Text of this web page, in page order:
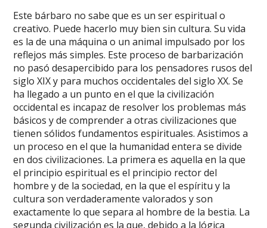
Este bárbaro no sabe que es un ser espiritual o
creativo. Puede hacerlo muy bien sin cultura. Su vida
es la de una máquina o un animal impulsado por los
reflejos más simples. Este proceso de barbarización
no pasó desapercibido para los pensadores rusos del
siglo XIX y para muchos occidentales del siglo XX. Se
ha llegado a un punto en el que la civilización
occidental es incapaz de resolver los problemas más
básicos y de comprender a otras civilizaciones que
tienen sólidos fundamentos espirituales. Asistimos a
un proceso en el que la humanidad entera se divide
en dos civilizaciones. La primera es aquella en la que
el principio espiritual es el principio rector del
hombre y de la sociedad, en la que el espíritu y la
cultura son verdaderamente valorados y son
exactamente lo que separa al hombre de la bestia. La
segunda civilización es la que, debido a la lógica